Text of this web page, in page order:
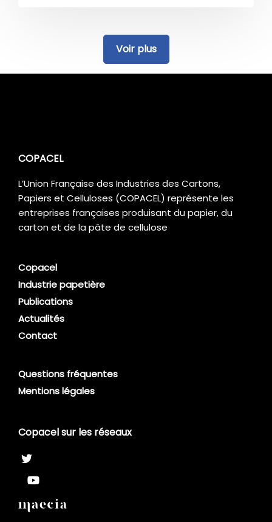
de marché - Quelles perspectives un an
après le début de la crise «COVID» ?
Télécharger le dossier de presse
COPACEL
L’Union Française des Industries des Cartons,
Papiers et Celluloses (COPACEL) représente les
entreprises françaises produisant du papier, du
carton et de la pâte de cellulose
Copacel
Industrie papetière
Publications
Actualités
Contact
Questions fréquentes
Mentions légales
Copacel sur les réseaux